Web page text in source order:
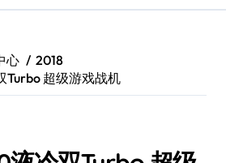
心
2018
Turbo 超级游戏战机